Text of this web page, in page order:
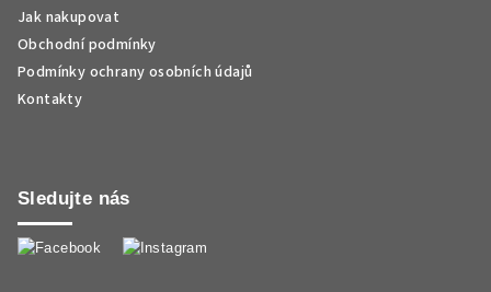
Jak nakupovat
Obchodní podmínky
Podmínky ochrany osobních údajů
Kontakty
Sledujte nás